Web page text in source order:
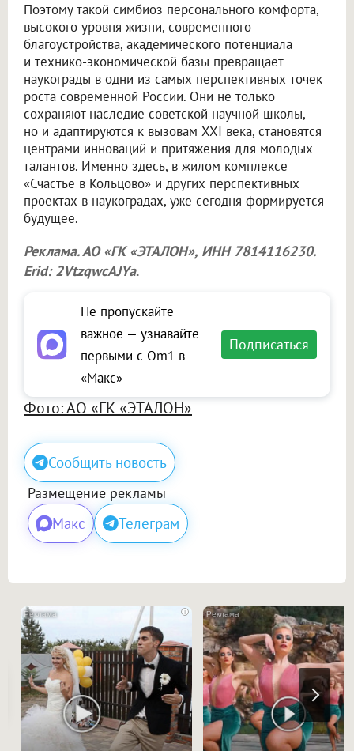
Поэтому такой симбиоз персонального комфорта,
высокого уровня жизни, современного
благоустройства, академического потенциала
и технико-экономической базы превращает
наукограды в одни из самых перспективных точек
роста современной России. Они не только
сохраняют наследие советской научной школы,
но и адаптируются к вызовам XXI века, становятся
центрами инноваций и притяжения для молодых
талантов. Именно здесь, в жилом комплексе
«Счастье в Кольцово» и других перспективных
проектах в наукоградах, уже сегодня формируется
будущее.
Реклама. АО «ГК «ЭТАЛОН», ИНН 7814116230.
Erid: 2VtzqwcAJYa.
Не пропускайте
важное — узнавайте
первыми с Om1 в
«Макс»
Подписаться
Фото: АО «ГК «ЭТАЛОН»
Сообщить новость
Размещение рекламы
Макс Телеграм
i